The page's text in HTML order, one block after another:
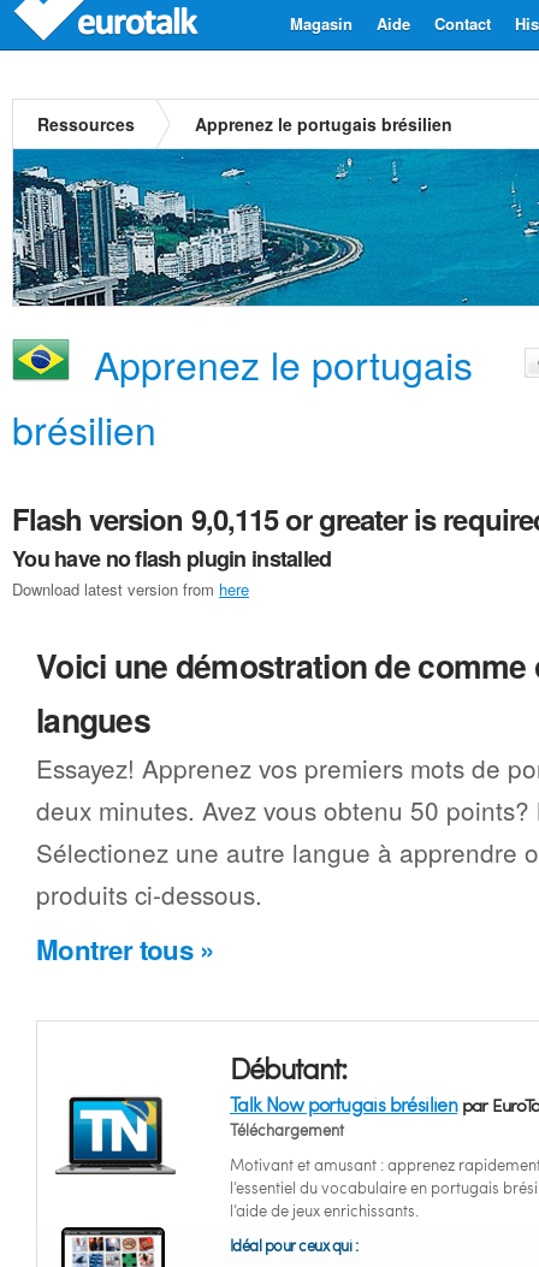
Contact
Aide
Magasin
Ressources Apprenez le portugais brésilien
Apprenez le portugais
brésilien
Flash version 9,0,115 or greater is
You have no flash plugin installed
Download latest version from here
Voici une démostration de comme
langues
Essayez! Apprenez vos premiers mots de
deux minutes. Avez vous obtenu 50
Sélectionez une autre langue à apprendre
produits ci-dessous.
Montrer tous »
Débutant:
Talk Now portugais brésilienpar
Téléchargement
Motivant et amusant : apprenez
l’essentiel du vocabulaire en portugais
l’aide de jeux enrichissants.
Idéal pour ceux qui :